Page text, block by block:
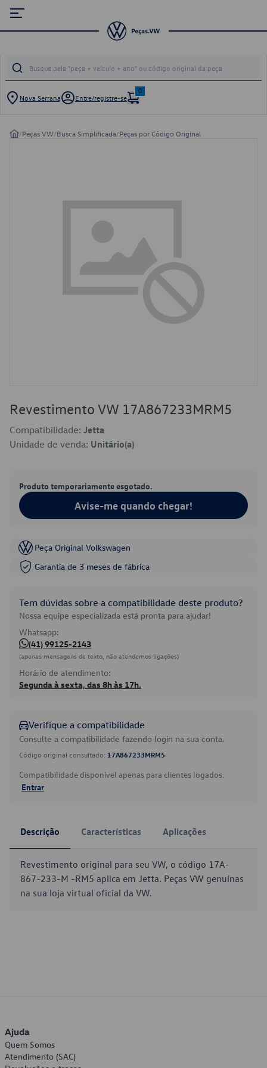
Nova Serrana Entre/registre-se
0
/Peças VW/Busca Simplificada/Peças por Código Original
Revestimento VW 17A867233MRM5
Compatibilidade: Jetta
Unidade de venda: Unitário(a)
Produto temporariamente esgotado.
Avise-me quando chegar!
Peça Original Volkswagen
Garantia de 3 meses de fábrica
Tem dúvidas sobre a compatibilidade deste produto?
Nossa equipe especializada está pronta para ajudar!
Whatsapp:
(41) 99125-2143
(apenas mensagens de texto, não atendemos ligações)
Horário de atendimento:
Segunda à sexta, das 8h às 17h.
Verifique a compatibilidade
Consulte a compatibilidade fazendo login na sua conta.
Código original consultado: 17A867233MRM5
Compatibilidade disponível apenas para clientes logados.
Entrar
Descrição Características Aplicações
Revestimento original para seu VW, o código 17A-
867-233-M -RM5 aplica em Jetta. Peças VW genuínas
na sua loja virtual oficial da VW.
Ajuda
Quem Somos
Atendimento (SAC)